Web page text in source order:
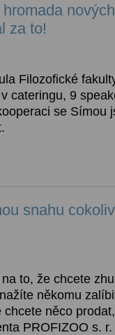
za to!
Filozofické
cateringu, 9
se Símou
snahu
to, že chcete
někomu
něco
PROFIZOO s.